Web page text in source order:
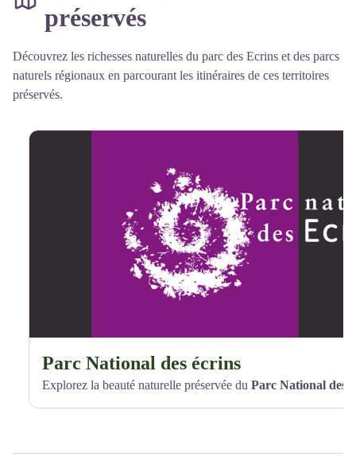
préservés
Découvrez les richesses naturelles du parc des Ecrins et des parcs
naturels régionaux en parcourant les itinéraires de ces territoires
préservés.
Parc National des écrins
Explorez la beauté naturelle préservée du Parc National des